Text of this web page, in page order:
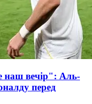
наш вечір": Аль-
перед